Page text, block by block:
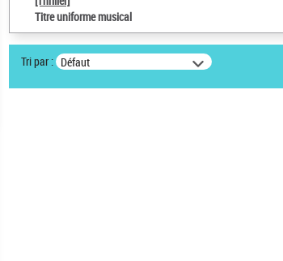
Titre uniforme musical
Tri par : Défaut